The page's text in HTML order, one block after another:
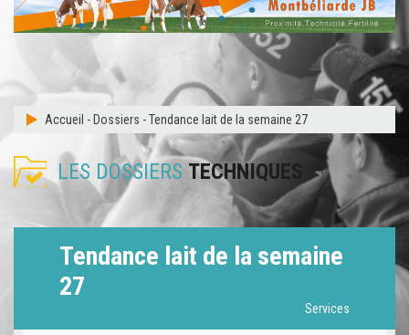
Accueil - Dossiers -Tendance lait de la semaine 27
LES DOSSIERS TECHNIQUES
Tendance lait de la semaine
27
Services